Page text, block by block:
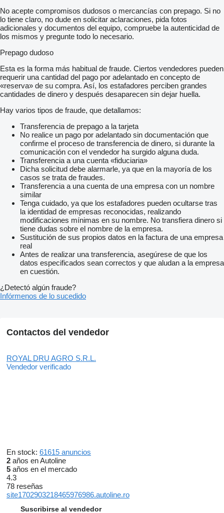
No acepte compromisos dudosos o mercancías con prepago. Si no
lo tiene claro, no dude en solicitar aclaraciones, pida fotos
adicionales y documentos del equipo, compruebe la autenticidad de
los mismos y pregunte todo lo necesario.
Prepago dudoso
Esta es la forma más habitual de fraude. Ciertos vendedores pueden
requerir una cantidad del pago por adelantado en concepto de
«reserva» de su compra. Así, los estafadores perciben grandes
cantidades de dinero y después desaparecen sin dejar huella.
Hay varios tipos de fraude, que detallamos:
Transferencia de prepago a la tarjeta
No realice un pago por adelantado sin documentación que
confirme el proceso de transferencia de dinero, si durante la
comunicación con el vendedor ha surgido alguna duda.
Transferencia a una cuenta «fiduciaria»
Dicha solicitud debe alarmarle, ya que en la mayoría de los
casos se trata de fraudes.
Transferencia a una cuenta de una empresa con un nombre
similar
Tenga cuidado, ya que los estafadores pueden ocultarse tras
la identidad de empresas reconocidas, realizando
modificaciones mínimas en su nombre. No transfiera dinero si
tiene dudas sobre el nombre de la empresa.
Sustitución de sus propios datos en la factura de una empresa
real
Antes de realizar una transferencia, asegúrese de que los
datos especificados sean correctos y que aludan a la empresa
en cuestión.
¿Detectó algún fraude?
Infórmenos de lo sucedido
Contactos del vendedor
ROYAL DRU AGRO S.R.L.
Vendedor verificado
En stock: 61615 anuncios
2 años en Autoline
5 años en el mercado
4.3
78 reseñas
site1702903218465976986.autoline.ro
Suscribirse al vendedor